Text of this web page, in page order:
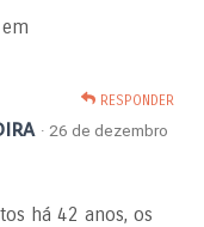
RESPONDER
· 26 de dezembro
há 42 anos, os